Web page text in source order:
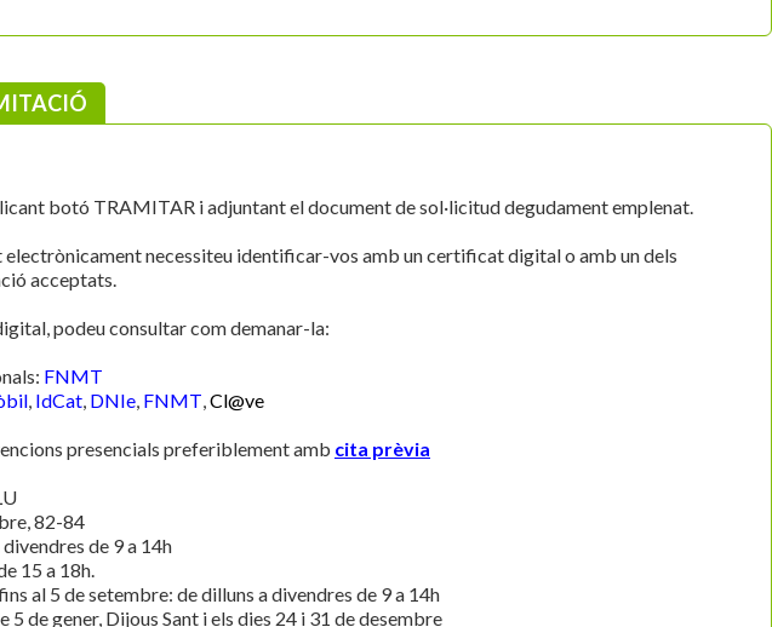
botó TRAMITAR i adjuntant el document de sol·licitud degudament emplenat.
necessiteu identificar-vos amb un certificat digital o amb un dels
acceptats.
podeu consultar com demanar-la:
FNMT
, IdCat, DNIe, FNMT,Cl@ve
presencials preferiblement amb cita prèvia
82-84
de 9 a 14h
15 a 18h.
al 5 de setembre: de dilluns a divendres de 9 a 14h
5 de gener, Dijous Sant i els dies 24 i 31 de desembre